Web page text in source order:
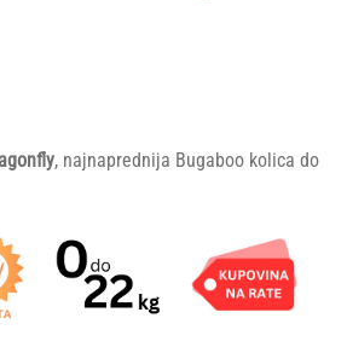
, najnaprednija Bugaboo kolica do